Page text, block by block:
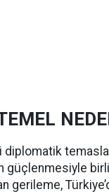
diplomatik
güçlenmesiyle
gerileme,